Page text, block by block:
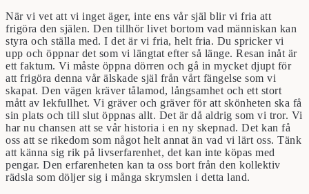
När vi vet att vi inget äger, inte ens vår själ blir vi fria att
frigöra den själen. Den tillhör livet bortom vad människan kan
styra och ställa med. I det är vi fria, helt fria. Du spricker vi
upp och öppnar det som vi längtat efter så länge. Resan inåt är
ett faktum. Vi måste öppna dörren och gå in mycket djupt för
att frigöra denna vår älskade själ från vårt fängelse som vi
skapat. Den vägen kräver tålamod, långsamhet och ett stort
mått av lekfullhet. Vi gräver och gräver för att skönheten ska få
sin plats och till slut öppnas allt. Det är då aldrig som vi tror. Vi
har nu chansen att se vår historia i en ny skepnad. Det kan få
oss att se rikedom som något helt annat än vad vi lärt oss. Tänk
att känna sig rik på livserfarenhet, det kan inte köpas med
pengar. Den erfarenheten kan ta oss bort från den kollektiv
rädsla som döljer sig i många skrymslen i detta land.